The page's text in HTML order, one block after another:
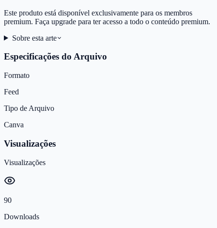
Este produto está disponível exclusivamente para os membros
premium. Faça upgrade para ter acesso a todo o conteúdo premium.
Sobre esta arte
Especificações do Arquivo
Formato
Feed
Tipo de Arquivo
Canva
Visualizações
Visualizações
90
Downloads